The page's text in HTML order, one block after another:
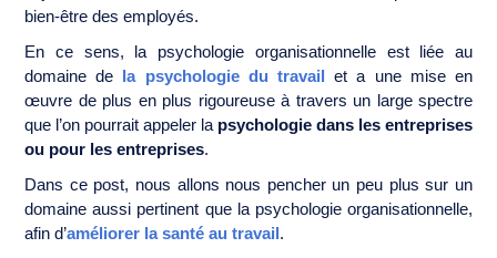
bien-être des employés.
En ce sens, la psychologie organisationnelle est liée au
domaine de la psychologie du travail et a une mise en
œuvre de plus en plus rigoureuse à travers un large spectre
que l’on pourrait appeler la psychologie dans les entreprises
ou pour les entreprises.
Dans ce post, nous allons nous pencher un peu plus sur un
domaine aussi pertinent que la psychologie organisationnelle,
afin d’améliorer la santé au travail.